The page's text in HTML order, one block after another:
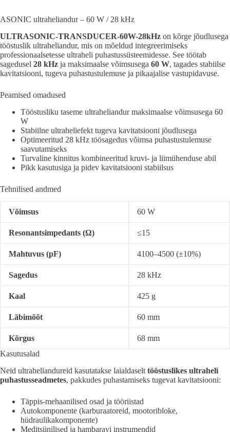
ASONIC ultraheliandur – 60 W / 28 kHz
ULTRASONIC-TRANSDUCER-60W-28kHz on kõrge jõudlusega
tööstuslik ultraheliandur, mis on mõeldud integreerimiseks
professionaalsetesse ultraheli puhastussüsteemidesse. See töötab
sagedusel 28 kHz ja maksimaalse võimsusega 60 W, tagades stabiilse
kavitatsiooni, tugeva puhastustulemuse ja pikaajalise vastupidavuse.
Peamised omadused
Tööstusliku taseme ultraheliandur maksimaalse võimsusega 60
W
Stabiilne ultraheliefekt tugeva kavitatsiooni jõudlusega
Optimeeritud 28 kHz töösagedus võimsa puhastustulemuse
saavutamiseks
Turvaline kinnitus kombineeritud kruvi- ja liimühenduse abil
Pikk kasutusiga ja pidev kavitatsiooni stabiilsus
Tehnilised andmed
Võimsus 60 W
Resonantsimpedants (Ω) ≤15
Mahtuvus (pF) 4100–4500 (±10%)
Sagedus 28 kHz
Kaal 425 g
Läbimõõt 60 mm
Kõrgus
68 mm
Kasutusalad
Neid ultraheliandureid kasutatakse laialdaselt tööstuslikes ultraheli
puhastusseadmetes, pakkudes puhastamiseks tugevat kavitatsiooni:
Täppis-mehaanilised osad ja tööriistad
Autokomponente (karburaatoreid, mootoribloke,
hüdraulikakomponente)
Meditsiinilised ja hambaravi instrumendid